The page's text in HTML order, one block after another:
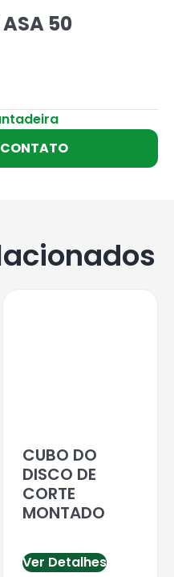
ASA 50
CONTATO
CUBO DO
DISCO DE
CORTE
MONTADO
Ver Detalhes